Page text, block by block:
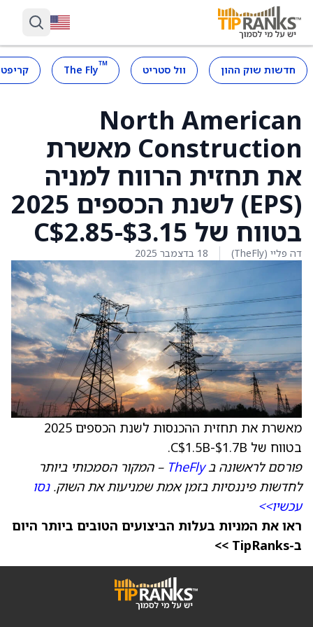
חדשות שוק ההון וול סטריט ™
The Fly
North American
Construction מאשרת
את תחזית הרווח למניה
(EPS) לשנת הכספים 2025
בטווח של C$2.85-$3.15
דה פליי (TheFly) 18 בדצמבר 2025
מאשרת את תחזית ההכנסות לשנת הכספים 2025
בטווח של C$1.5B-$1.7B.
פורסם לראשונה בTheFly – המקור הסמכותי ביותר
לחדשות פיננסיות בזמן אמת שמניעות את השוק.נסו
עכשיו>>
ראו את המניות בעלות הביצועים הטובים ביותר היום
ב-TipRanks >>